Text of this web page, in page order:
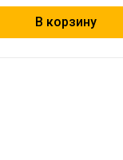
В корзину